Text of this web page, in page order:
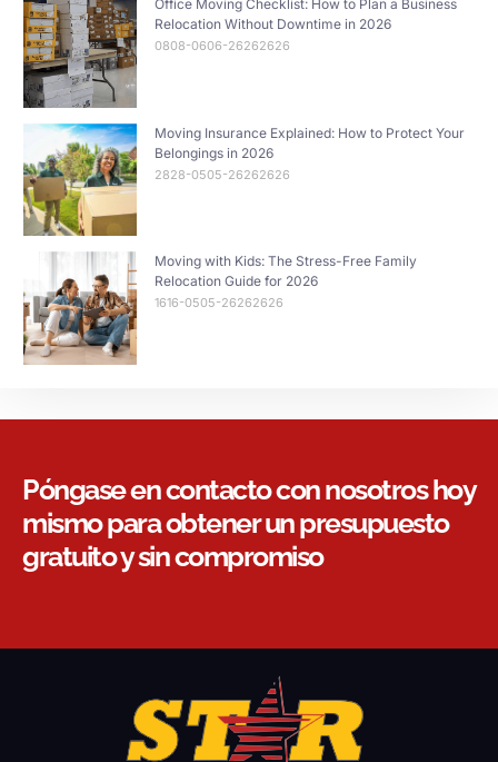
Office Moving Checklist: How to Plan a Business
Relocation Without Downtime in 2026
0808-0606-26262626
Moving Insurance Explained: How to Protect Your
Belongings in 2026
2828-0505-26262626
Moving with Kids: The Stress-Free Family
Relocation Guide for 2026
1616-0505-26262626
Póngase en contacto con nosotros hoy
mismo para obtener un presupuesto
gratuito y sin compromiso